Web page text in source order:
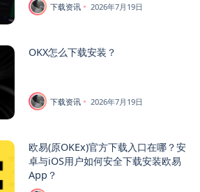
下载资讯 2026年7月19日
OKX怎么下载安装？
下载资讯 2026年7月19日
欧易(原OKEx)官方下载入口在哪？安
卓与iOS用户如何安全下载安装欧易
App？